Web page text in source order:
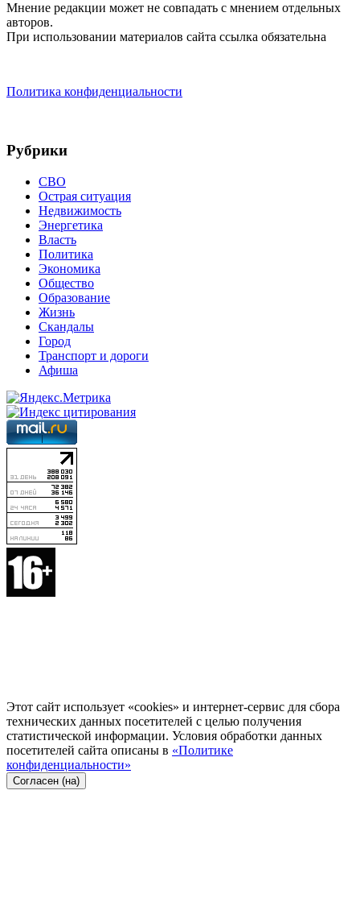
Мнение редакции может не совпадать с мнением отдельных
авторов.
При использовании материалов сайта ссылка обязательна
Политика конфиденциальности
Рубрики
СВО
Острая ситуация
Недвижимость
Энергетика
Власть
Политика
Экономика
Общество
Образование
Жизнь
Скандалы
Город
Транспорт и дороги
Афиша
Этот сайт использует «cookies» и интернет-сервис для сбора
технических данных посетителей с целью получения
статистической информации. Условия обработки данных
посетителей сайта описаны в «Политике
конфиденциальности»
Согласен (на)